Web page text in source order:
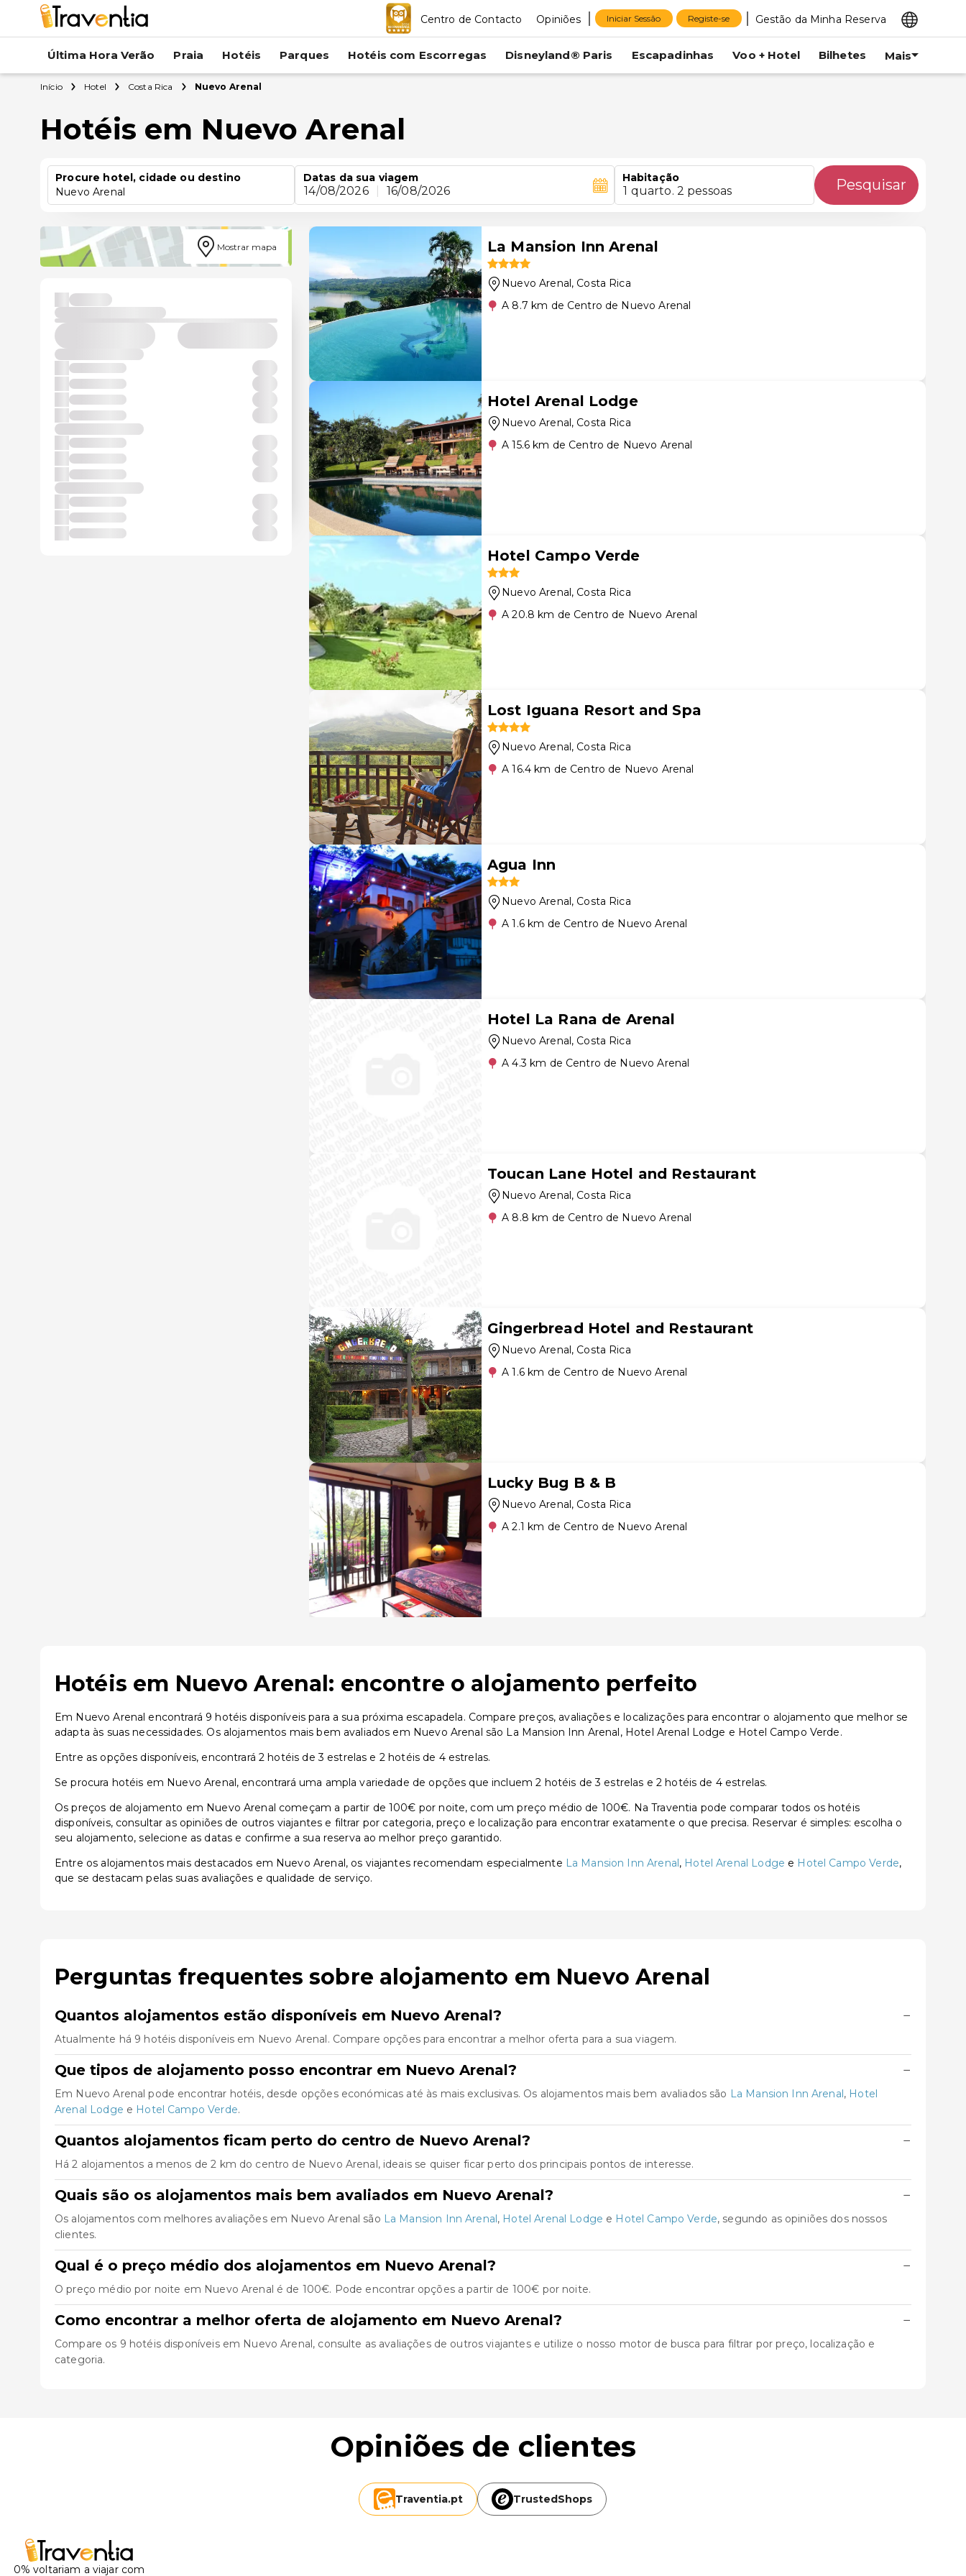
Centro de Contacto Opiniões Iniciar Sessão Registe-se Gestão da Minha Reserva
Última Hora Verão Praia Hotéis Parques Hotéis com Escorregas Disneyland® Paris Escapadinhas Voo + Hotel Bilhetes Mais
Início Hotel Costa Rica Nuevo Arenal
Hotéis em Nuevo Arenal
Procure hotel, cidade ou destino
Nuevo Arenal
Datas da sua viagem
14/08/2026 16/08/2026
Habitação
1 quarto. 2 pessoas Pesquisar
Mostrar mapa La Mansion Inn Arenal
Nuevo Arenal, Costa Rica
A 8.7 km de Centro de Nuevo Arenal
Hotel Arenal Lodge
Nuevo Arenal, Costa Rica
A 15.6 km de Centro de Nuevo Arenal
Hotel Campo Verde
Nuevo Arenal, Costa Rica
A 20.8 km de Centro de Nuevo Arenal
Lost Iguana Resort and Spa
Nuevo Arenal, Costa Rica
A 16.4 km de Centro de Nuevo Arenal
Agua Inn
Nuevo Arenal, Costa Rica
A 1.6 km de Centro de Nuevo Arenal
Hotel La Rana de Arenal
Nuevo Arenal, Costa Rica
A 4.3 km de Centro de Nuevo Arenal
Toucan Lane Hotel and Restaurant
Nuevo Arenal, Costa Rica
A 8.8 km de Centro de Nuevo Arenal
Gingerbread Hotel and Restaurant
Nuevo Arenal, Costa Rica
A 1.6 km de Centro de Nuevo Arenal
Lucky Bug B & B
Nuevo Arenal, Costa Rica
A 2.1 km de Centro de Nuevo Arenal
Hotéis em Nuevo Arenal: encontre o alojamento perfeito
Em Nuevo Arenal encontrará 9 hotéis disponíveis para a sua próxima escapadela. Compare preços, avaliações e localizações para encontrar o alojamento que melhor se
adapta às suas necessidades. Os alojamentos mais bem avaliados em Nuevo Arenal são La Mansion Inn Arenal, Hotel Arenal Lodge e Hotel Campo Verde.
Entre as opções disponíveis, encontrará 2 hotéis de 3 estrelas e 2 hotéis de 4 estrelas.
Se procura hotéis em Nuevo Arenal, encontrará uma ampla variedade de opções que incluem 2 hotéis de 3 estrelas e 2 hotéis de 4 estrelas.
Os preços de alojamento em Nuevo Arenal começam a partir de 100€ por noite, com um preço médio de 100€. Na Traventia pode comparar todos os hotéis
disponíveis, consultar as opiniões de outros viajantes e filtrar por categoria, preço e localização para encontrar exatamente o que precisa. Reservar é simples: escolha o
seu alojamento, selecione as datas e confirme a sua reserva ao melhor preço garantido.
Entre os alojamentos mais destacados em Nuevo Arenal, os viajantes recomendam especialmente La Mansion Inn Arenal, Hotel Arenal Lodge e Hotel Campo Verde,
que se destacam pelas suas avaliações e qualidade de serviço.
Perguntas frequentes sobre alojamento em Nuevo Arenal
Quantos alojamentos estão disponíveis em Nuevo Arenal? −
Atualmente há 9 hotéis disponíveis em Nuevo Arenal. Compare opções para encontrar a melhor oferta para a sua viagem.
Que tipos de alojamento posso encontrar em Nuevo Arenal? −
Em Nuevo Arenal pode encontrar hotéis, desde opções económicas até às mais exclusivas. Os alojamentos mais bem avaliados são La Mansion Inn Arenal, Hotel
Arenal Lodge e Hotel Campo Verde.
Quantos alojamentos ficam perto do centro de Nuevo Arenal? −
Há 2 alojamentos a menos de 2 km do centro de Nuevo Arenal, ideais se quiser ficar perto dos principais pontos de interesse.
Quais são os alojamentos mais bem avaliados em Nuevo Arenal? −
Os alojamentos com melhores avaliações em Nuevo Arenal são La Mansion Inn Arenal, Hotel Arenal Lodge e Hotel Campo Verde, segundo as opiniões dos nossos
clientes.
Qual é o preço médio dos alojamentos em Nuevo Arenal? −
O preço médio por noite em Nuevo Arenal é de 100€. Pode encontrar opções a partir de 100€ por noite.
Como encontrar a melhor oferta de alojamento em Nuevo Arenal? −
Compare os 9 hotéis disponíveis em Nuevo Arenal, consulte as avaliações de outros viajantes e utilize o nosso motor de busca para filtrar por preço, localização e
categoria.
Opiniões de clientes
Traventia.pt TrustedShops
0% voltariam a viajar com